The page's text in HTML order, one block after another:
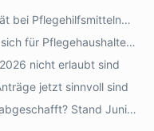
bei Pflegehilfsmitteln
für Pflegehaushalte
nicht erlaubt sind
jetzt sinnvoll sind
Stand Juni